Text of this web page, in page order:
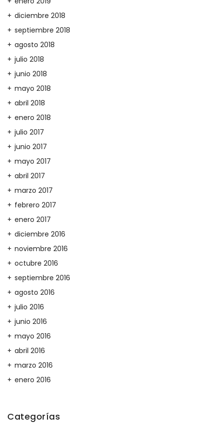
diciembre 2018
septiembre 2018
agosto 2018
julio 2018
junio 2018
mayo 2018
abril 2018
enero 2018
julio 2017
junio 2017
mayo 2017
abril 2017
marzo 2017
febrero 2017
enero 2017
diciembre 2016
noviembre 2016
octubre 2016
septiembre 2016
agosto 2016
julio 2016
junio 2016
mayo 2016
abril 2016
marzo 2016
enero 2016
Categorías